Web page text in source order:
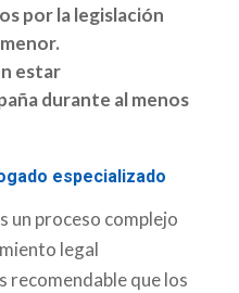
por la legislación
estar
durante al menos
especializado
un proceso complejo
legal
recomendable que los